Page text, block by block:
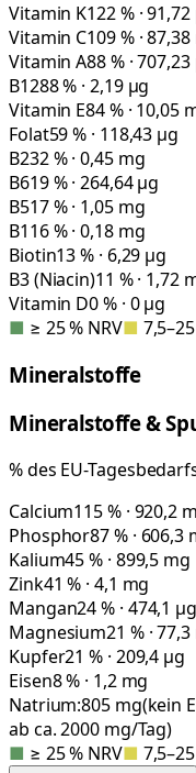
Vitamin K122 % ·
Vitamin C109 % ·
Vitamin A88 % ·
B1288 % · 2,19 µg
Vitamin E84 % · 10,05
Folat59 % · 118,43 µg
B232 % · 0,45 mg
B619 % · 264,64 µg
B517 % · 1,05 mg
B116 % · 0,18 mg
Biotin13 % · 6,29 µg
B3 (Niacin)11 % · 1,72
Vitamin D0 % · 0 µg
■ ≥ 25 % NRV■
Mineralstoffe
Mineralstoffe &
% des EU-
Calcium115 % · 920,2
Phosphor87 % · 606,3
Kalium45 % · 899,5 mg
Zink41 % · 4,1 mg
Mangan24 % · 474,1 µg
Magnesium21 % ·
Kupfer21 % · 209,4 µg
Eisen8 % · 1,2 mg
Natrium:805mg(kein
ab ca. 2000 mg/Tag)
■ ≥ 25 % NRV■